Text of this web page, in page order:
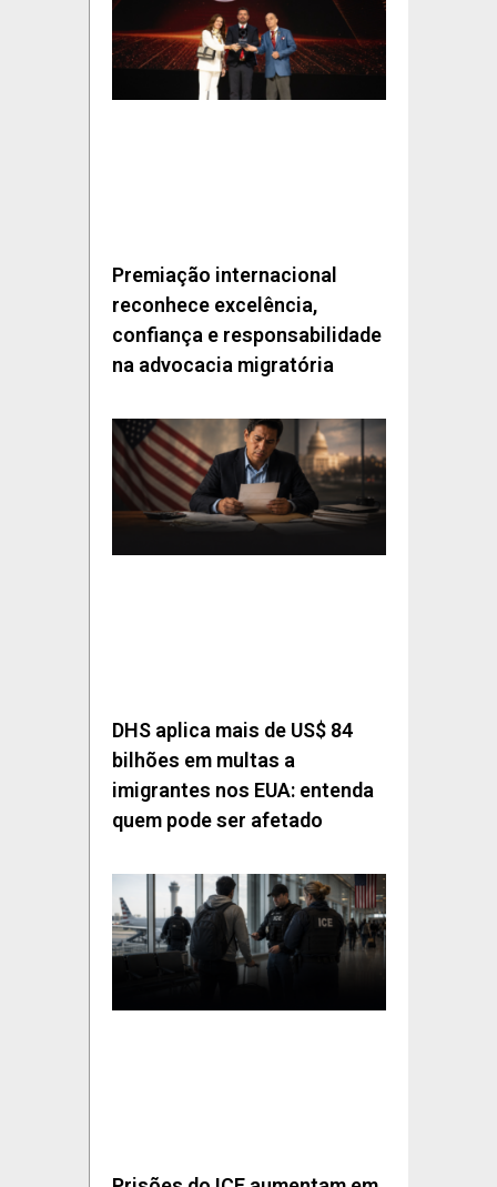
Premiação internacional
reconhece excelência,
confiança e responsabilidade
na advocacia migratória
DHS aplica mais de US$ 84
bilhões em multas a
imigrantes nos EUA: entenda
quem pode ser afetado